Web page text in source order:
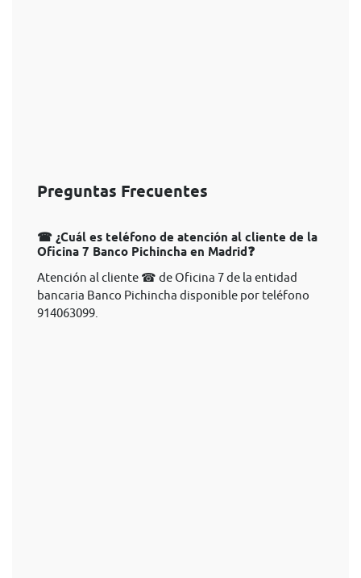
Preguntas Frecuentes
☎ ¿Cuál es teléfono de atención al cliente de la
Oficina 7 Banco Pichincha en Madrid❓
Atención al cliente ☎ de Oficina 7 de la entidad
bancaria Banco Pichincha disponible por teléfono
914063099.